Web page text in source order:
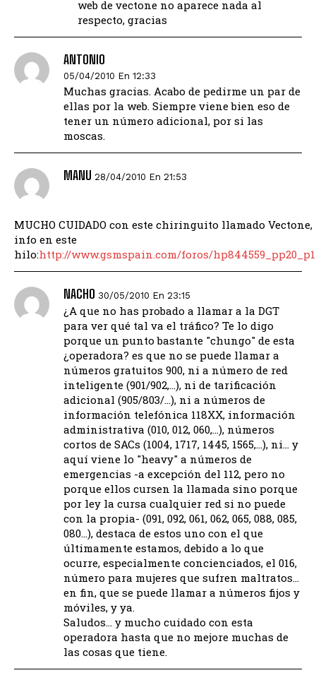
web de vectone no aparece nada al
respecto, gracias
ANTONIO
05/04/2010 En 12:33
Muchas gracias. Acabo de pedirme un par de
ellas por la web. Siempre viene bien eso de
tener un número adicional, por si las
moscas.
MANU 28/04/2010 En 21:53
MUCHO CUIDADO con este chiringuito llamado Vectone,
info en este
hilo:http://www.gsmspain.com/foros/
NACHO 30/05/2010 En 23:15
¿A que no has probado a llamar a la DGT
para ver qué tal va el tráfico? Te lo digo
porque un punto bastante "chungo" de esta
¿operadora? es que no se puede llamar a
números gratuitos 900, ni a número de red
inteligente (901/902,…), ni de tarificación
adicional (905/803/…), ni a números de
información telefónica 118XX, información
administrativa (010, 012, 060,…), números
cortos de SACs (1004, 1717, 1445, 1565,…), ni… y
aquí viene lo "heavy" a números de
emergencias -a excepción del 112, pero no
porque ellos cursen la llamada sino porque
por ley la cursa cualquier red si no puede
con la propia- (091, 092, 061, 062, 065, 088, 085,
080…), destaca de estos uno con el que
últimamente estamos, debido a lo que
ocurre, especialmente concienciados, el 016,
número para mujeres que sufren maltratos…
en fin, que se puede llamar a números fijos y
móviles, y ya.
Saludos… y mucho cuidado con esta
operadora hasta que no mejore muchas de
las cosas que tiene.